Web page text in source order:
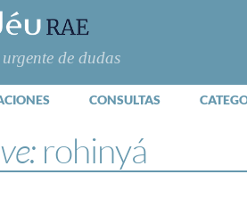
CONSULTAS
rohinyá